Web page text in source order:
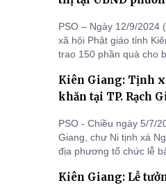
PSO – Ngày 12/9/2024
xã hội Phật giáo tỉnh
trao 150 phần quà cho
Kiên Giang: Tịnh
khăn tại TP. Rạch
PSO - Chiều ngày 5/7/
Giang, chư Ni tịnh xá
địa phương tổ chức lễ
Kiên Giang.
Kiên Giang: Lễ